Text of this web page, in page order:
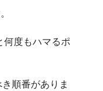
何度もハマるポ
順番がありま